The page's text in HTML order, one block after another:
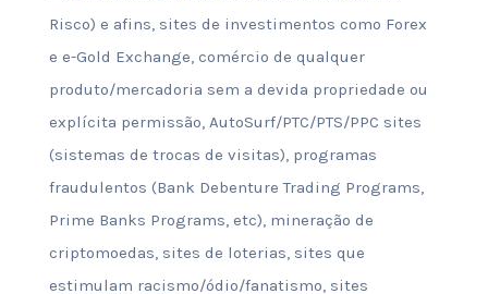
Risco) e afins, sites de investimentos como Forex
e e-Gold Exchange, comércio de qualquer
produto/mercadoria sem a devida propriedade ou
explícita permissão, AutoSurf/PTC/PTS/PPC sites
(sistemas de trocas de visitas), programas
fraudulentos (Bank Debenture Trading Programs,
Prime Banks Programs, etc), mineração de
criptomoedas, sites de loterias, sites que
estimulam racismo/ódio/fanatismo, sites